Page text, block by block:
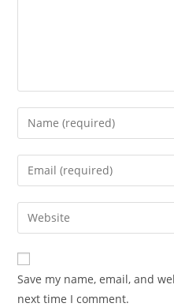
Enter
your
name
comment
Enter
your
email
address
comment
Enter
your
website
URL
(optional)
Save my name, email, and
next time I comment.